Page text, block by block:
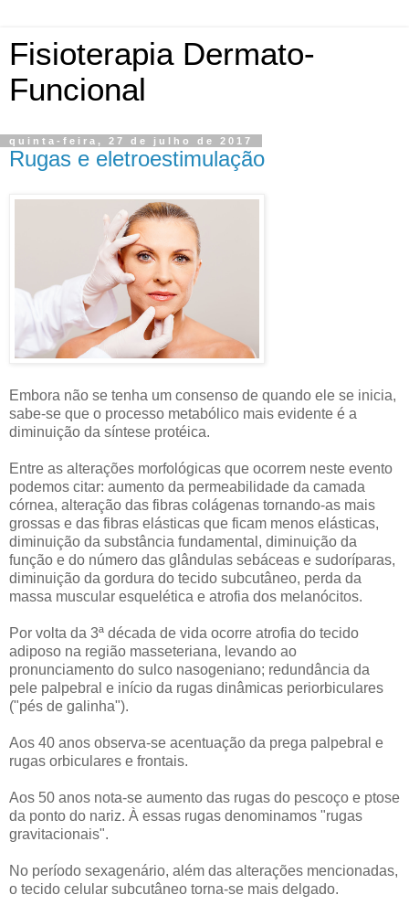
Fisioterapia Dermato-
Funcional
quinta-feira, 27 de julho de 2017
Rugas e eletroestimulação
Embora não se tenha um consenso de quando ele se inicia,
sabe-se que o processo metabólico mais evidente é a
diminuição da síntese protéica.
Entre as alterações morfológicas que ocorrem neste evento
podemos citar: aumento da permeabilidade da camada
córnea, alteração das fibras colágenas tornando-as mais
grossas e das fibras elásticas que ficam menos elásticas,
diminuição da substância fundamental, diminuição da
função e do número das glândulas sebáceas e sudoríparas,
diminuição da gordura do tecido subcutâneo, perda da
massa muscular esquelética e atrofia dos melanócitos.
Por volta da 3ª década de vida ocorre atrofia do tecido
adiposo na região masseteriana, levando ao
pronunciamento do sulco nasogeniano; redundância da
pele palpebral e início da rugas dinâmicas periorbiculares
("pés de galinha").
Aos 40 anos observa-se acentuação da prega palpebral e
rugas orbiculares e frontais.
Aos 50 anos nota-se aumento das rugas do pescoço e ptose
da ponto do nariz. À essas rugas denominamos "rugas
gravitacionais".
No período sexagenário, além das alterações mencionadas,
o tecido celular subcutâneo torna-se mais delgado.